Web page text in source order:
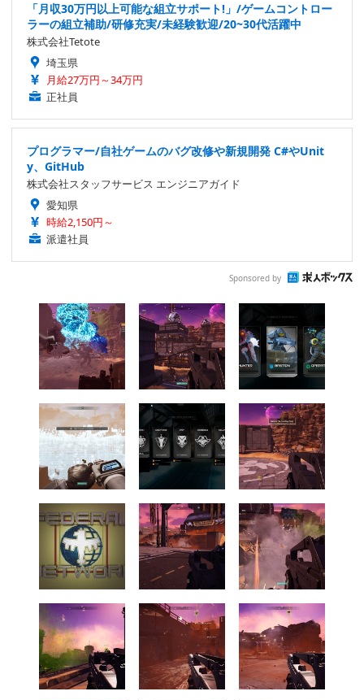
「月収30万円以上可能な組立サポート!」/ゲームコントロー
ラーの組立補助/研修充実/未経験歓迎/20~30代活躍中
株式会社Tetote
埼玉県
月給27万円～34万円
正社員
プログラマー/自社ゲームのバグ改修や新規開発 C#やUnit
y、GitHub
株式会社スタッフサービス エンジニアガイド
愛知県
時給2,150円～
派遣社員
Sponsored by